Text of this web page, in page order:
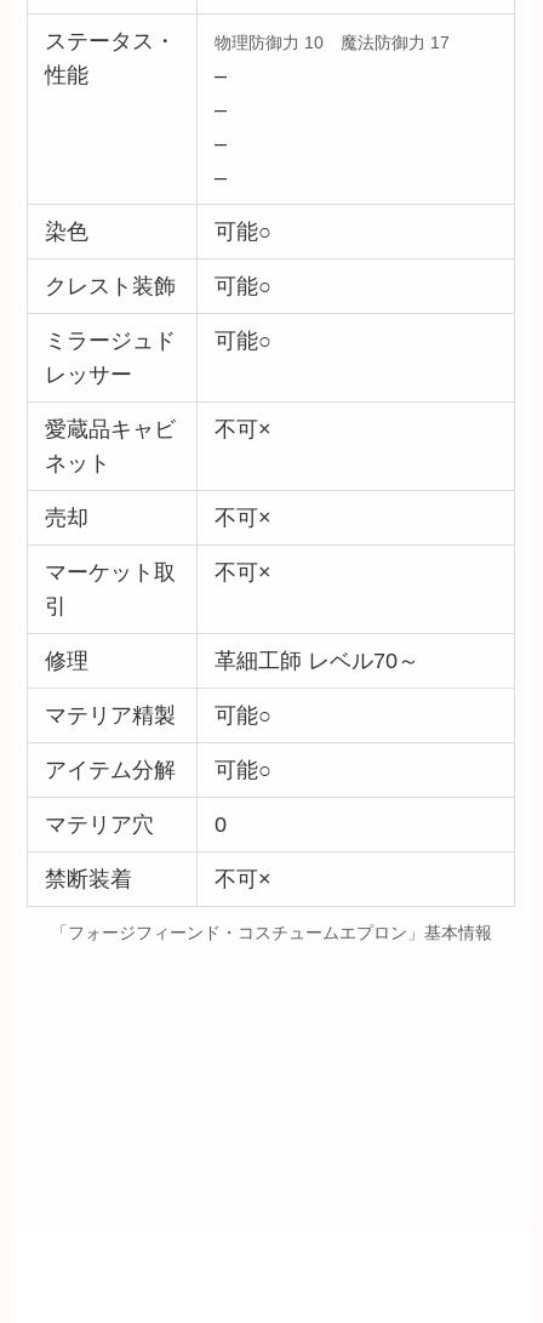
ステータス・
性能
物理防御力 10 魔法防御力 17
–
–
–
–
染色 可能○
クレスト装飾 可能○
ミラージュド
レッサー
可能○
愛蔵品キャビ
ネット
不可×
売却 不可×
マーケット取
引
不可×
修理 革細工師 レベル70～
マテリア精製 可能○
アイテム分解 可能○
マテリア穴 0
禁断装着 不可×
「フォージフィーンド・コスチュームエプロン」基本情報